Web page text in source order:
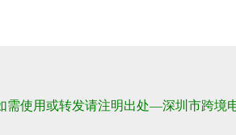
使用或转发请注明出处—深圳市跨境